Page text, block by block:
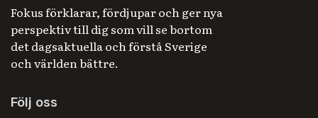
Fokus förklarar, fördjupar och ger nya
perspektiv till dig som vill se bortom
det dagsaktuella och förstå Sverige
och världen bättre.
Följ oss